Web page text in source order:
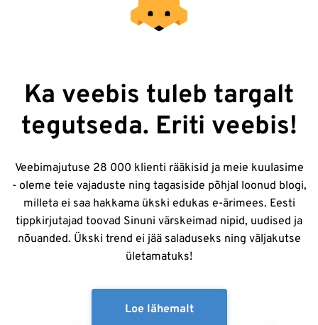
Ka veebis tuleb targalt
tegutseda. Eriti veebis!
Veebimajutuse 28 000 klienti rääkisid ja meie kuulasime
- oleme teie vajaduste ning tagasiside põhjal loonud blogi,
milleta ei saa hakkama ükski edukas e-ärimees. Eesti
tippkirjutajad toovad Sinuni värskeimad nipid, uudised ja
nõuanded. Ükski trend ei jää saladuseks ning väljakutse
ületamatuks!
Loe lähemalt